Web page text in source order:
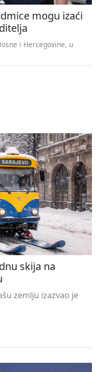
mogu izaći
i Hercegovine, u
skija na
zemlju izazvao je